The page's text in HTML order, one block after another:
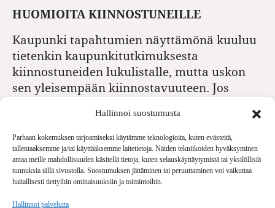
Hallinnoi suostumusta
Parhaan kokemuksen tarjoamiseksi käytämme teknologioita, kuten evästeitä,
tallentaaksemme ja/tai käyttääksemme laitetietoja. Näiden tekniikoiden hyväksyminen
antaa meille mahdollisuuden käsitellä tietoja, kuten selauskäyttäytymistä tai yksilöllisiä
tunnuksia tällä sivustolla. Suostumuksen jättäminen tai peruuttaminen voi vaikuttaa
haitallisesti tiettyihin ominaisuuksiin ja toimintoihin.
Hallinnoi palveluita
HUOMIOITA KIINNOSTUNEILLE
Kaupunki tapahtumien näyttämönä kuuluu
tietenkin kaupunkitutkimuksesta
kiinnostuneiden lukulistalle, mutta uskon
sen yleisempään kiinnostavuuteen. Jos
teksti, jos Berliini, niin Hietalan on tehnyt
siitä tiiviin yleisesityksen.
Tekstien nimeäminen esseiksi on minulle
vaikeaa, mikä johtuu siitä, että ne ovat
kiinni yllätyksettömässä akateemisessa
kaavassa, jossa aluksi kerrotaan mitä